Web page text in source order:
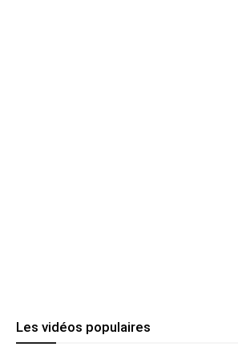
Les vidéos populaires